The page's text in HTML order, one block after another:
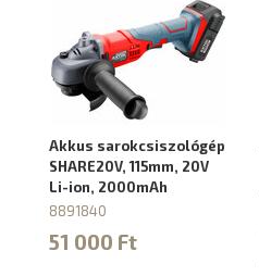
Akkus sarokcsiszológép
SHARE20V, 115mm, 20V
Li-ion, 2000mAh
8891840
51 000 Ft